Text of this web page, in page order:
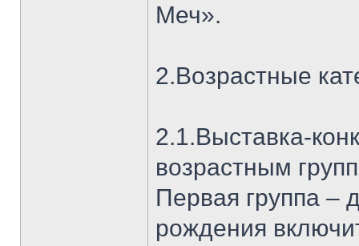
Меч».
2.Возрастные
2.1.Выставка-
возрастным
Первая группа –
рождения